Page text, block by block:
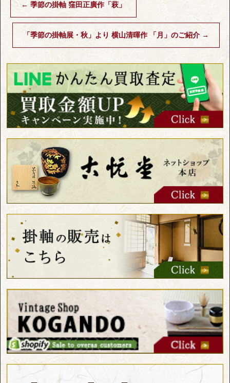
← 季節の掛軸 窪田正廣作「萩」
「季節の掛軸展・秋」より 横山清暉作 「月」のご紹介 →